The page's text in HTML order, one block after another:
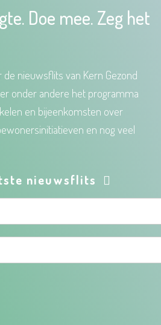
Doe mee. Zeg het
nieuwsflits van Kern Gezond
onder andere het programma
en bijeenkomsten over
en nog veel
nieuwsflits